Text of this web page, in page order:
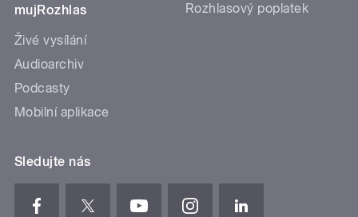
mujRozhlas
Živé vysílání
Audioarchiv
Podcasty
Mobilní aplikace
Rozhlasový poplatek
Sledujte nás